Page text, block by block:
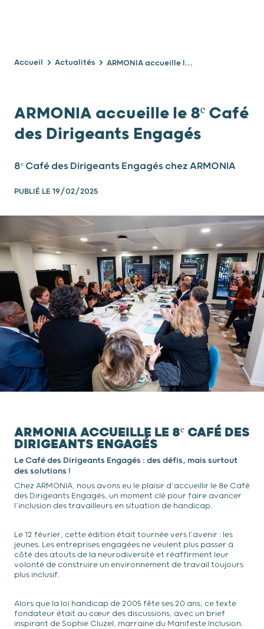
Accueil Actualités ARMONIA accueille le 8ᵉ Café des Dirigeants Engagés
ARMONIA accueille le 8ᵉ Café
des Dirigeants Engagés
8ᵉ Café des Dirigeants Engagés chez ARMONIA
PUBLIÉ LE 19/02/2025
ARMONIA ACCUEILLE LE 8ᵉ CAFÉ DES
DIRIGEANTS ENGAGÉS
Le Café des Dirigeants Engagés : des défis, mais surtout
des solutions !
Chez ARMONIA, nous avons eu le plaisir d’accueillir le 8e Café
des Dirigeants Engagés, un moment clé pour faire avancer
l’inclusion des travailleurs en situation de handicap.
Le 12 février, cette édition était tournée vers l’avenir : les
jeunes. Les entreprises engagées ne veulent plus passer à
côté des atouts de la neurodiversité et réaffirment leur
volonté de construire un environnement de travail toujours
plus inclusif.
Alors que la loi handicap de 2005 fête ses 20 ans, ce texte
fondateur était au cœur des discussions, avec un brief
inspirant de Sophie Cluzel, marraine du Manifeste Inclusion.